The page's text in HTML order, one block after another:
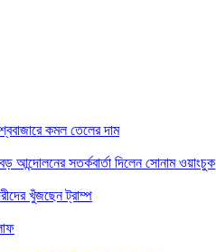
কমল তেলের দাম
আন্দোলনের সতর্কবার্তা দিলেন সোনাম ওয়াংচুক
খুঁজছেন ট্রাম্প